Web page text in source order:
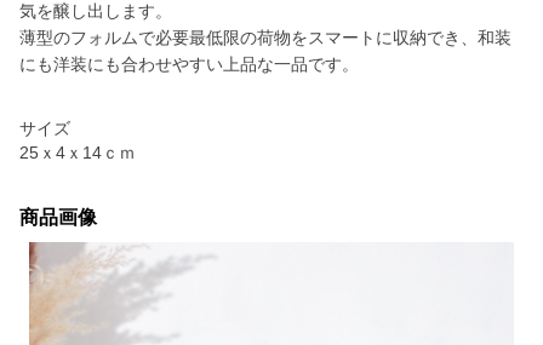
気を醸し出します。
薄型のフォルムで必要最低限の荷物をスマートに収納でき、和装
にも洋装にも合わせやすい上品な一品です。
サイズ
25ｘ4ｘ14ｃｍ
商品画像